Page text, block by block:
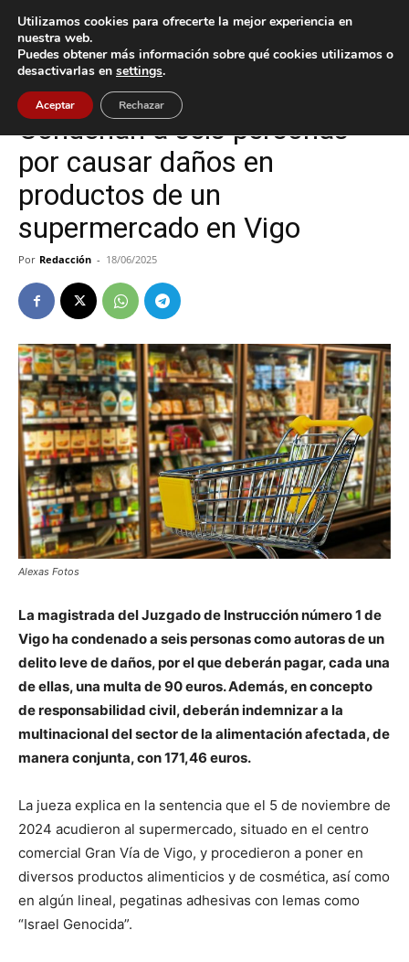
Inicio Vigo
Vigo
Condenan a seis personas
por causar daños en
productos de un
supermercado en Vigo
Por Redacción - 18/06/2025
Alexas Fotos
La magistrada del Juzgado de Instrucción número 1 de
Vigo ha condenado a seis personas como autoras de un
delito leve de daños, por el que deberán pagar, cada una
de ellas, una multa de 90 euros. Además, en concepto
de responsabilidad civil, deberán indemnizar a la
multinacional del sector de la alimentación afectada, de
manera conjunta, con 171,46 euros.
La jueza explica en la sentencia que el 5 de noviembre de
2024 acudieron al supermercado, situado en el centro
comercial Gran Vía de Vigo, y procedieron a poner en
diversos productos alimenticios y de cosmética, así como
en algún lineal, pegatinas adhesivas con lemas como
“Israel Genocida”.
Utilizamos cookies para ofrecerte la mejor experiencia en
nuestra web.
Puedes obtener más información sobre qué cookies utilizamos o
desactivarlas en settings.
Aceptar Rechazar